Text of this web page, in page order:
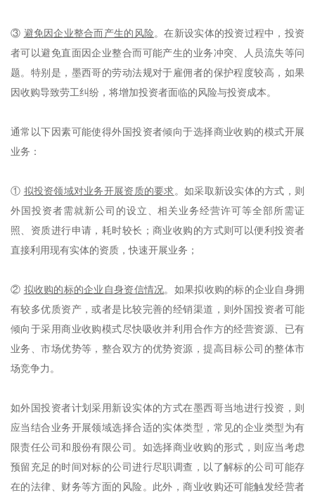
③ 避免因企业整合而产生的风险。在新设实体的投资过程中，投资
者可以避免直面因企业整合而可能产生的业务冲突、人员流失等问
题。特别是，墨西哥的劳动法规对于雇佣者的保护程度较高，如果
因收购导致劳工纠纷，将增加投资者面临的风险与投资成本。
通常以下因素可能使得外国投资者倾向于选择商业收购的模式开展
业务：
① 拟投资领域对业务开展资质的要求。如采取新设实体的方式，则
外国投资者需就新公司的设立、相关业务经营许可等全部所需证
照、资质进行申请，耗时较长；商业收购的方式则可以便利投资者
直接利用现有实体的资质，快速开展业务；
② 拟收购的标的企业自身资信情况。如果拟收购的标的企业自身拥
有较多优质资产，或者是比较完善的经销渠道，则外国投资者可能
倾向于采用商业收购模式尽快吸收并利用合作方的经营资源、已有
业务、市场优势等，整合双方的优势资源，提高目标公司的整体市
场竞争力。
如外国投资者计划采用新设实体的方式在墨西哥当地进行投资，则
应当结合业务开展领域选择合适的实体类型，常见的企业类型为有
限责任公司和股份有限公司。如选择商业收购的形式，则应当考虑
预留充足的时间对标的公司进行尽职调查，以了解标的公司可能存
在的法律、财务等方面的风险。此外，商业收购还可能触发经营者